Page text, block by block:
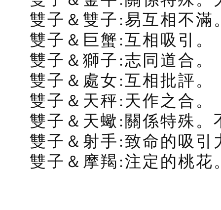
雙子＆雙子:易互相不滿
雙子＆巨蟹:互相吸引。
雙子＆獅子:志同道合。
雙子＆處女:互相批評。
雙子＆天秤:天作之合。
雙子＆天蠍:關係特殊。
雙子＆射手:致命的吸引
雙子＆摩羯:注定的桃花